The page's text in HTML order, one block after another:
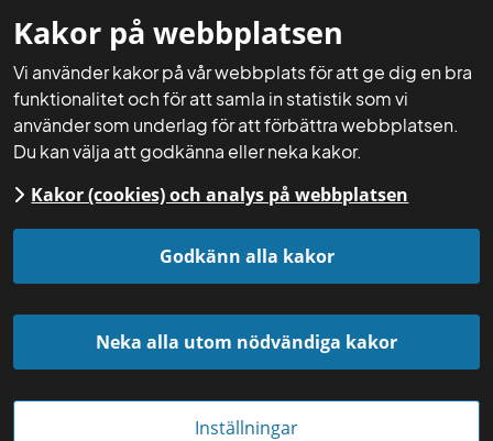
Kakor på webbplatsen
Vi använder kakor på vår webbplats för att ge dig en bra
funktionalitet och för att samla in statistik som vi
använder som underlag för att förbättra webbplatsen.
Du kan välja att godkänna eller neka kakor.
Kakor (cookies) och analys på webbplatsen
Godkänn alla kakor
Neka alla utom nödvändiga kakor
Inställningar
Mina sidor
Startsida Aktuellt Nyheter